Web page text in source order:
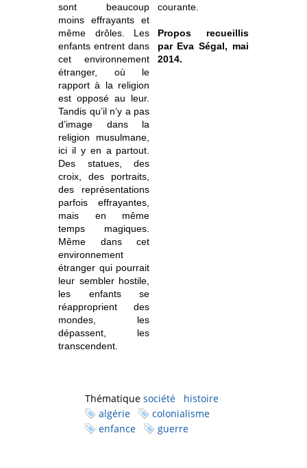
sont beaucoup
moins effrayants et
même drôles. Les
enfants entrent dans
cet environnement
étranger, où le
rapport à la religion
est opposé au leur.
Tandis qu’il n’y a pas
d’image dans la
religion musulmane,
ici il y en a partout.
Des statues, des
croix, des portraits,
des représentations
parfois effrayantes,
mais en même
temps magiques.
Même dans cet
environnement
étranger qui pourrait
leur sembler hostile,
les enfants se
réapproprient des
mondes, les
dépassent, les
transcendent.
courante.
Propos recueillis
par Eva Ségal, mai
2014.
Thématique société
histoire
algérie
colonialisme
enfance
guerre